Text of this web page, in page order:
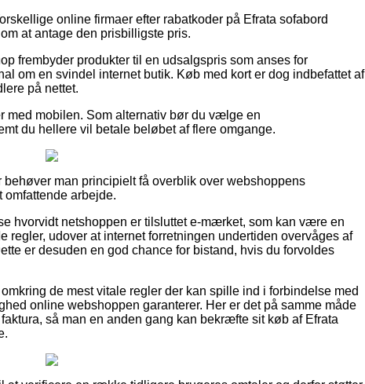
online firmaer efter rabatkoder på Efrata sofabord
at antage den prisbilligste pris.
frembyder produkter til en udsalgspris som anses for
om en svindel internet butik. Køb med kort er dog indbefattet af
på nettet.
med mobilen. Som alternativ bør du vælge en
du hellere vil betale beløbet af flere omgange.
man principielt få overblik over webshoppens
omfattende arbejde.
hvorvidt netshoppen er tilsluttet e-mærket, som kan være en
regler, udover at internet forretningen undertiden overvåges af
er desuden en god chance for bistand, hvis du forvoldes
de mest vitale regler der kan spille ind i forbindelse med
online webshoppen garanterer. Her er det på samme måde
så man en anden gang kan bekræfte sit køb af Efrata